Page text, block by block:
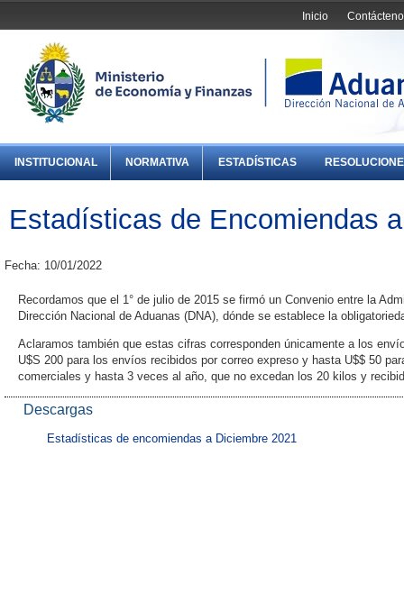
Inicio
INSTITUCIONAL NORMATIVA ESTADÍSTICAS
Estadísticas de Encomiendas
Fecha: 10/01/2022
Recordamos que el 1° de julio de 2015 se firmó un Convenio entre la
Dirección Nacional de Aduanas (DNA), dónde se establece la
Aclaramos también que estas cifras corresponden únicamente a los
U$S 200 para los envíos recibidos por correo expreso y hasta U$$ 50
comerciales y hasta 3 veces al año, que no excedan los 20 kilos y
Descargas
Estadísticas de encomiendas a Diciembre 2021